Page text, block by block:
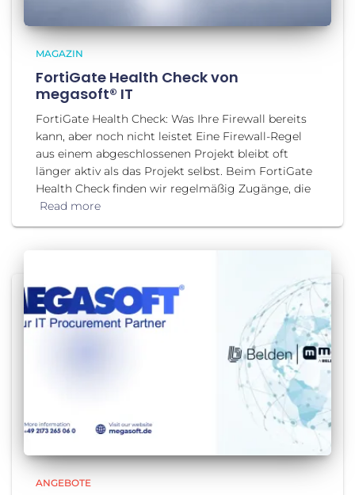
MAGAZIN
FortiGate Health Check von
megasoft® IT
FortiGate Health Check: Was Ihre Firewall bereits
kann, aber noch nicht leistet Eine Firewall-Regel
aus einem abgeschlossenen Projekt bleibt oft
länger aktiv als das Projekt selbst. Beim FortiGate
Health Check finden wir regelmäßig Zugänge, die
Read more
ANGEBOTE